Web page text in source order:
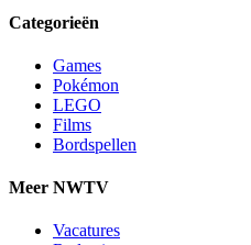
Categorieën
Games
Pokémon
LEGO
Films
Bordspellen
Meer NWTV
Vacatures